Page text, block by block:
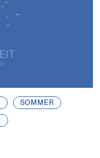
SOMMER